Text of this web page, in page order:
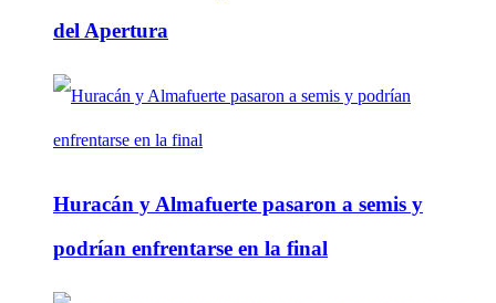
del Apertura
Huracán y Almafuerte pasaron a semis y
podrían enfrentarse en la final